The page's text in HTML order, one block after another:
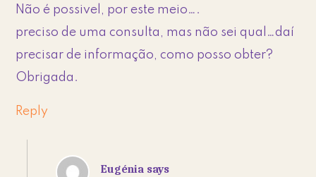
Não é possivel, por este meio….
preciso de uma consulta, mas não sei qual…daí
precisar de informação, como posso obter?
Obrigada.
Reply
Eugénia says